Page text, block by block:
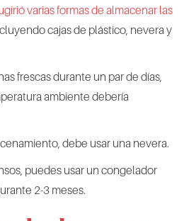
varias formas de almacenar las
cajas de plástico, nevera y
frescas durante un par de días,
ambiente debería
debe usar una nevera.
puedes usar un congelador
2-3 meses.